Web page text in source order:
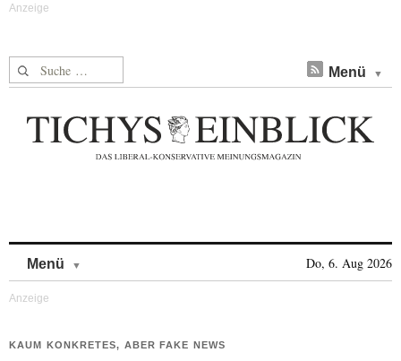
Suche nach: Menü
Menü Do, 6. Aug 2026
KAUM KONKRETES, ABER FAKE NEWS